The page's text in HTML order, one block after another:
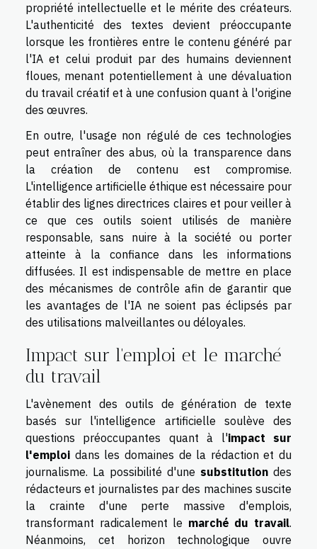
propriété intellectuelle et le mérite des créateurs.
L'authenticité des textes devient préoccupante
lorsque les frontières entre le contenu généré par
l'IA et celui produit par des humains deviennent
floues, menant potentiellement à une dévaluation
du travail créatif et à une confusion quant à l'origine
des œuvres.
En outre, l'usage non régulé de ces technologies
peut entraîner des abus, où la transparence dans
la création de contenu est compromise.
L'intelligence artificielle éthique est nécessaire pour
établir des lignes directrices claires et pour veiller à
ce que ces outils soient utilisés de manière
responsable, sans nuire à la société ou porter
atteinte à la confiance dans les informations
diffusées. Il est indispensable de mettre en place
des mécanismes de contrôle afin de garantir que
les avantages de l'IA ne soient pas éclipsés par
des utilisations malveillantes ou déloyales.
Impact sur l'emploi et le marché
du travail
L'avènement des outils de génération de texte
basés sur l'intelligence artificielle soulève des
questions préoccupantes quant à l'impact sur
l'emploi dans les domaines de la rédaction et du
journalisme. La possibilité d'une substitution des
rédacteurs et journalistes par des machines suscite
la crainte d'une perte massive d'emplois,
transformant radicalement le marché du travail.
Néanmoins, cet horizon technologique ouvre